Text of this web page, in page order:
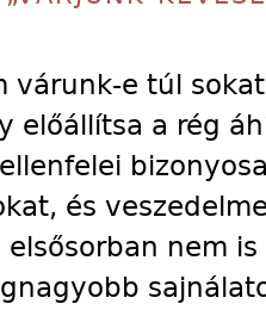
várunk-e túl
előállítsa a rég
és
elsősorban nem